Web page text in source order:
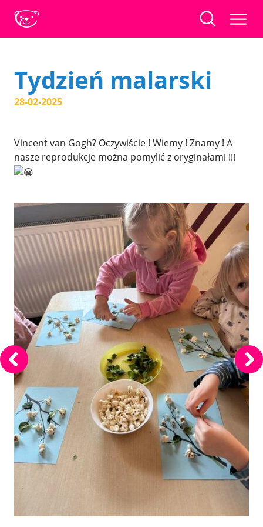
Tydzień malarski
28-02-2025
Vincent van Gogh? Oczywiście ! Wiemy ! Znamy ! A
nasze reprodukcje można pomylić z oryginałami !!!